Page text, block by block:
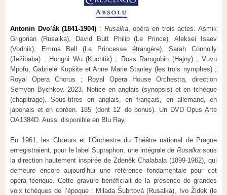
Antonin Dvořák (1841-1904) : Rusalka, opéra en trois actes. Asmik
Grigorian (Rusalka), David Butt Philip (Le Prince), Aleksei Isaev
(Vodnik), Emma Bell (La Princesse étrangère), Sarah Connolly
(Ježibaba) ; Hongni Wu (Kuchtik) ; Ross Ramgobin (Hajny) ; Vuvu
Mpofu, Gabrielé Kupšite et Anne Marie Stanley (les trois nymphes) ;
Royal Opera Chorus ; Royal Opera House Orchestra, direction
Semyon Bychkov. 2023. Notice en anglais (synopsis) et en tchèque
(chapitrage). Sous-titres en anglais, en français, en allemand, en
japonais et en coréen. 185’ (dont 12’ de bonus). Un DVD Opus Arte
OA1384D. Aussi disponible en Blu Ray.
En 1961, les Chœurs et l’Orchestre du Théâtre national de Prague
enregistraient, pour le label Supraphon, une intégrale de Rusalkasous
la direction hautement inspirée de Zdeněk Chalabala (1899-1962), qui
demeure encore aujourd’hui une référence fondamentale pour cet
opéra féerique. Cette gravure bénéficiait de la présence de grandes
voix tchèques de l’époque : Milada Šubrtová (Rusalka), Ivo Židek (le